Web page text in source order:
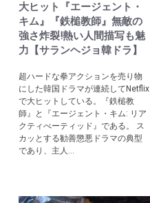
大ヒット『エージェント・
キム』『鉄槌教師』無敵の
強さ炸裂!熱い人間描写も魅
力【サランヘジョ韓ドラ】
超ハードな拳アクションを売り物
にした韓国ドラマが連続してNetflix
で大ヒットしている。『鉄槌教
師』と『エージェント・キム: リア
クティべーティッド』である。 ス
カッとする勧善懲悪ドラマの典型
であり、主人...